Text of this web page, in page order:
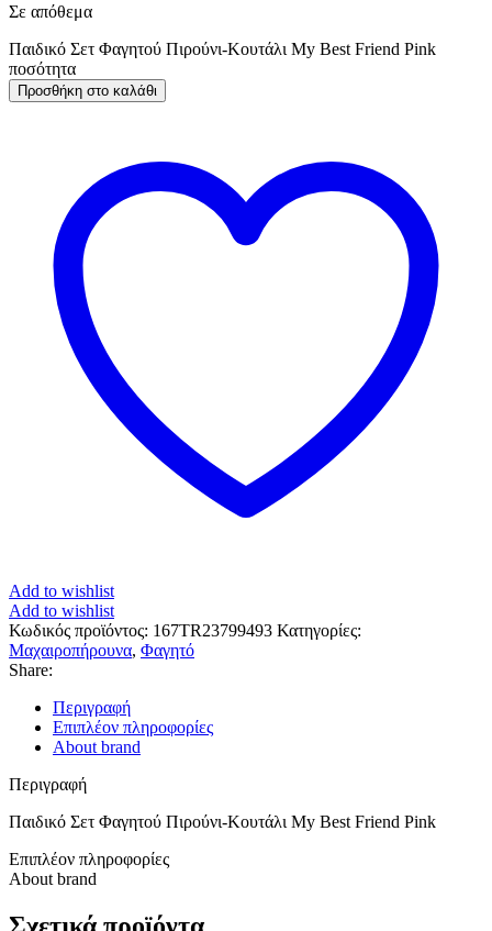
Σε απόθεμα
Παιδικό Σετ Φαγητού Πιρούνι-Κουτάλι My Best Friend Pink
ποσότητα
Προσθήκη στο καλάθι
Add to wishlist
Add to wishlist
Κωδικός προϊόντος: 167TR23799493 Κατηγορίες:
Μαχαιροπήρουνα, Φαγητό
Share:
Περιγραφή
Επιπλέον πληροφορίες
About brand
Περιγραφή
Παιδικό Σετ Φαγητού Πιρούνι-Κουτάλι My Best Friend Pink
Επιπλέον πληροφορίες
About brand
Σχετικά προϊόντα